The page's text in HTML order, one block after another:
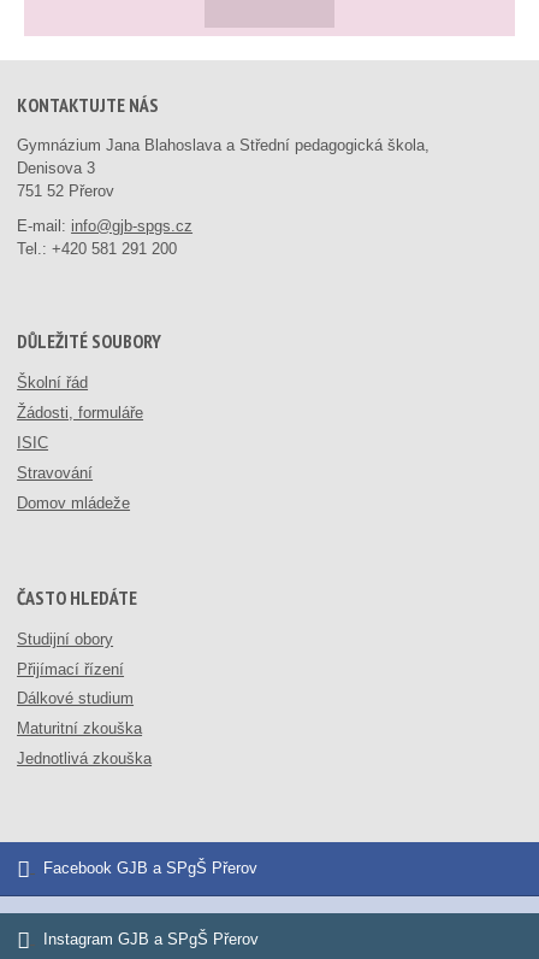
KONTAKTUJTE NÁS
Gymnázium Jana Blahoslava a Střední pedagogická škola,
Denisova 3
751 52 Přerov
E-mail: info@gjb-spgs.cz
Tel.:+420 581 291 200
DŮLEŽITÉ SOUBORY
Školní řád
Žádosti, formuláře
ISIC
Stravování
Domov mládeže
ČASTO HLEDÁTE
Studijní obory
Přijímací řízení
Dálkové studium
Maturitní zkouška
Jednotlivá zkouška
Facebook GJB a SPgŠ Přerov
Instagram GJB a SPgŠ Přerov